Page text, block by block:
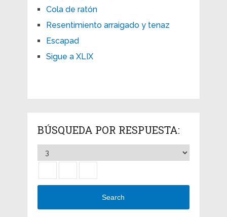
Cola de ratón
Resentimiento arraigado y tenaz
Escapad
Sigue a XLIX
BÚSQUEDA POR RESPUESTA:
Search